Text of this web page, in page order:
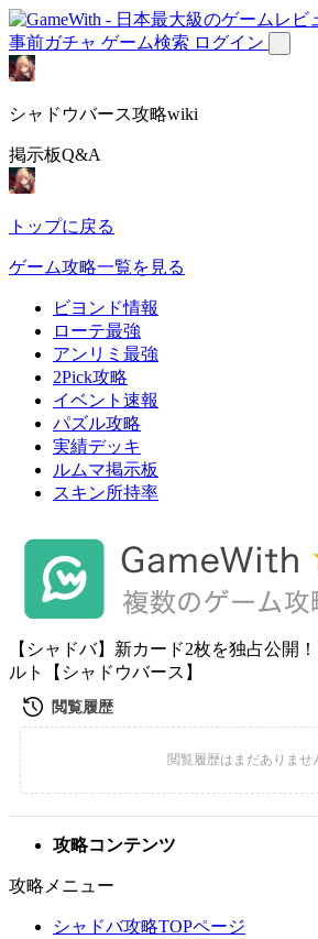
事前ガチャ ゲーム検索 ログイン
シャドウバース攻略wiki
掲示板Q&A
トップに戻る
ゲーム攻略一覧を見る
ビヨンド情報
ローテ最強
アンリミ最強
2Pick攻略
イベント速報
パズル攻略
実績デッキ
ルムマ掲示板
スキン所持率
【シャドバ】新カード2枚を独占公開
ルト【シャドウバース】
攻略コンテンツ
攻略メニュー
シャドバ攻略TOPページ